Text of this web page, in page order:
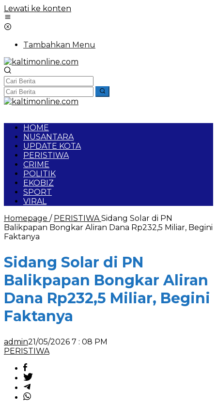
Lewati ke konten
Tambahkan Menu
HOME
NUSANTARA
UPDATE KOTA
PERISTIWA
CRIME
POLITIK
EKOBIZ
SPORT
VIRAL
Homepage / PERISTIWA Sidang Solar di PN
Balikpapan Bongkar Aliran Dana Rp232,5 Miliar, Begini
Faktanya
Sidang Solar di PN
Balikpapan Bongkar Aliran
Dana Rp232,5 Miliar, Begini
Faktanya
admin21/05/2026 7 : 08 PM
PERISTIWA